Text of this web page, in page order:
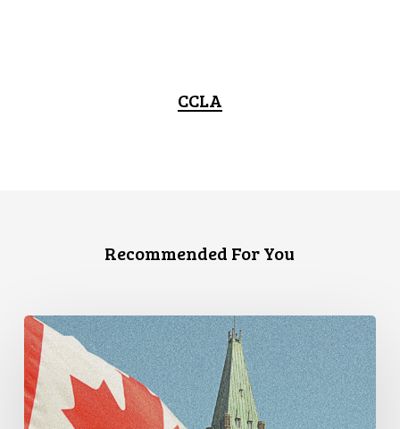
CCLA
Recommended For You
L’ACLC
annonce
la
nomination
d’une